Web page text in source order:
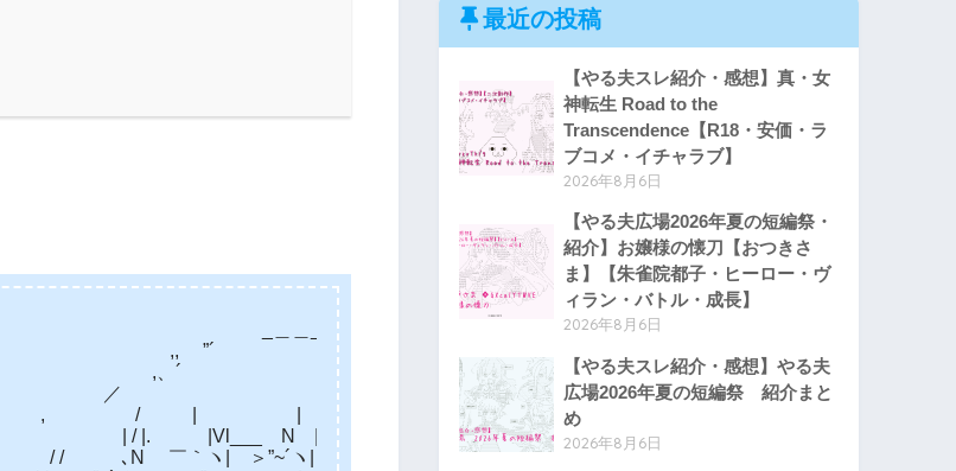
”´ ｀ 、
ヽ∨ ,、´ ` ､
／
/ | | ’, ‘，
|Vl___ N |. ‘, ＿
｀ヽ| ＞”~´ヽ| | ‘,zzﾉ
最近の投稿
【やる夫スレ紹介・感想】真・女
神転生 Road to the
Transcendence【R18・安価・ラ
ブコメ・イチャラブ】
2026年8月6日
【やる夫広場2026年夏の短編祭・
紹介】お嬢様の懐刀【おつきさ
ま】【朱雀院都子・ヒーロー・ヴ
ィラン・バトル・成長】
2026年8月6日
【やる夫スレ紹介・感想】やる夫
広場2026年夏の短編祭 紹介まと
め
2026年8月6日